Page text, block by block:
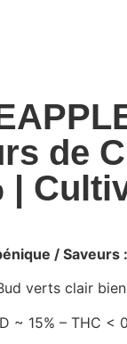
de
|
/ Saveurs :
verts clair
~ 15% – THC <